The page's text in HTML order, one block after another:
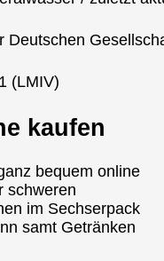
Deutschen
(LMIV)
kaufen
bequem online
schweren
im Sechserpack
samt Getränken